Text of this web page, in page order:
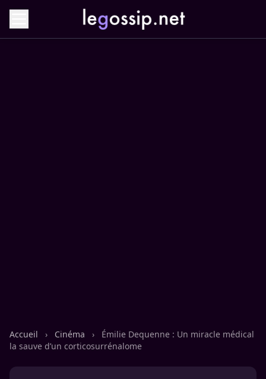
Accueil › Cinéma ›
Émilie Dequenne : Un miracle médical
la sauve d’un corticosurrénalome